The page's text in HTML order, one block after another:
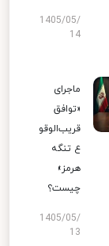
1405/05/
14
ماجرای
«توافق
قریب‌الوقو
ع تنگه
هرمز»
چیست؟
1405/05/
13